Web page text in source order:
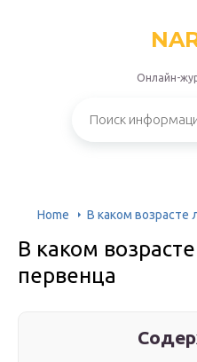
Онлайн-
Home В каком возрасте
В каком
первенца